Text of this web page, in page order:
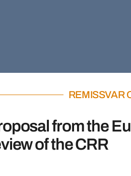
REMISSVAR
from the
of the CRR